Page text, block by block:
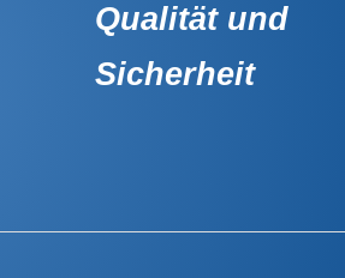
Qualität und
Sicherheit